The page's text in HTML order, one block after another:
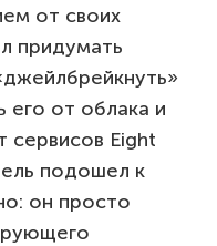
от своих
придумать
его от облака и
сервисов Eight
подошел к
он просто